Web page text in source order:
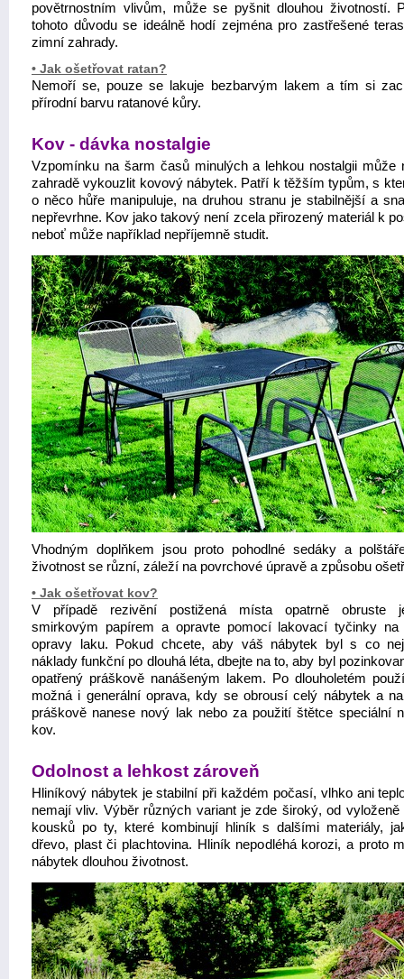
povětrnostním vlivům, může se pyšnit dlouhou životností.
tohoto důvodu se ideálně hodí zejména pro zastřešené
zimní zahrady.
• Jak ošetřovat ratan?
Nemoří se, pouze se lakuje bezbarvým lakem a tím si
přírodní barvu ratanové kůry.
Kov - dávka nostalgie
Vzpomínku na šarm časů minulých a lehkou nostalgii může
zahradě vykouzlit kovový nábytek. Patří k těžším typům, s
o něco hůře manipuluje, na druhou stranu je stabilnější a
nepřevrhne. Kov jako takový není zcela přirozený materiál k
neboť může například nepříjemně studit.
Vhodným doplňkem jsou proto pohodlné sedáky a
životnost se různí, záleží na povrchové úpravě a způsobu
• Jak ošetřovat kov?
V případě rezivění postižená místa opatrně obruste
smirkovým papírem a opravte pomocí lakovací tyčinky na
opravy laku. Pokud chcete, aby váš nábytek byl s co
náklady funkční po dlouhá léta, dbejte na to, aby byl
opatřený práškově nanášeným lakem. Po dlouholetém
možná i generální oprava, kdy se obrousí celý nábytek a
práškově nanese nový lak nebo za použití štětce speciální
kov.
Odolnost a lehkost zároveň
Hliníkový nábytek je stabilní při každém počasí, vlhko ani
nemají vliv. Výběr různých variant je zde široký, od vyloženě
kousků po ty, které kombinují hliník s dalšími materiály,
dřevo, plast či plachtovina. Hliník nepodléhá korozi, a proto
nábytek dlouhou životnost.